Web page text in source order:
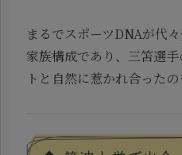
まるでスポーツDNAが代
家族構成であり、三笘選
トと自然に惹かれ合ったの